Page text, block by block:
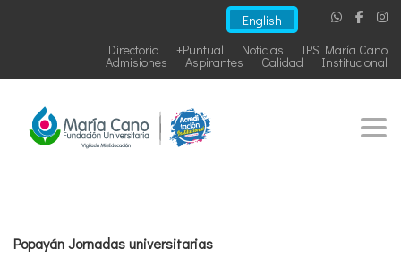
English
IPS María Cano
Noticias
+Puntual
Directorio
Institucional
Calidad
Aspirantes
Admisiones
Popayán Jornadas universitarias